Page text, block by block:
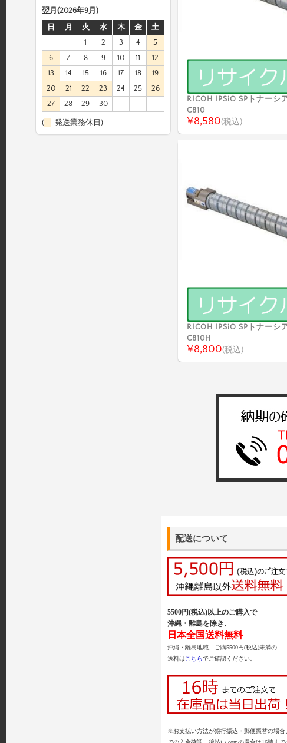
RICOH IPSiO SPトナーシ
C810
¥8,580(税込)
RICOH IPSiO SPトナーシ
C810H
¥8,800(税込)
翌月(2026年9月)
日
月 火 水 木 金
土
1
2 3 4
5
6
7 8 9 10 11
12
13
14 15 16 17 18
19
20
21 22 23 24 25
26
27
28 29 30
( 発送業務休日)
配送について
5500円(税込)以上のご購入で
沖縄・離島を除き、
日本全国送料無料
沖縄・離島地域、ご購5500円(税込)未満の
送料は こちらでご確認ください。
※お支払い方法が銀行振込・郵便振替の場合